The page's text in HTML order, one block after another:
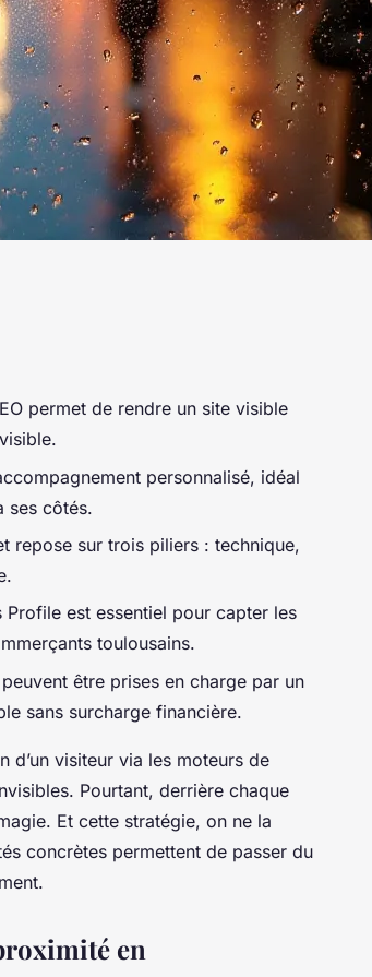
permet de rendre un site visible
personnalisé, idéal
ses côtés.
repose sur trois piliers : technique,
Profile est essentiel pour capter les
toulousains.
être prises en charge par un
sans surcharge financière.
d’un visiteur via les moteurs de
Pourtant, derrière chaque
Et cette stratégie, on ne la
concrètes permettent de passer du
en